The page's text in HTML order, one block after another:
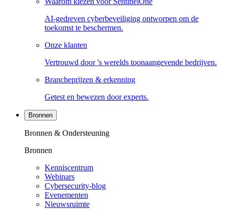
AI-gedreven cyberbeveiliging ontworpen om de
toekomst te beschermen.
Onze klanten
Vertrouwd door 's werelds toonaangevende bedrijven.
Brancheprijzen & erkenning
Getest en bewezen door experts.
Bronnen
Bronnen & Ondersteuning
Bronnen
Kenniscentrum
Webinars
Cybersecurity-blog
Evenementen
Nieuwsruimte